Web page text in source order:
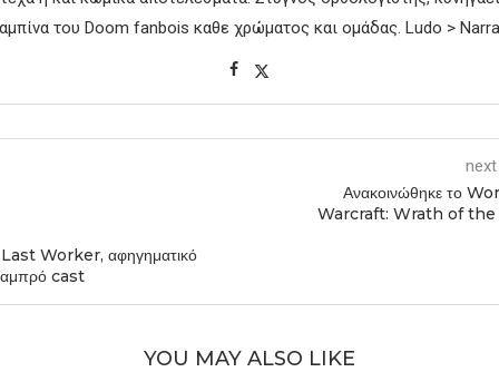
του Doom fanbois καθε χρώματος και ομάδας. Ludo >
Worker, αφηγηματικό
cast
Ανακοινώθηκε το
Warcraft: Wrath of
YOU MAY ALSO LIKE